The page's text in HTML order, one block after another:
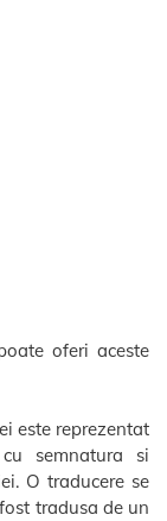
oferi aceste
este reprezentat
semnatura si
O traducere se
tradusa de un